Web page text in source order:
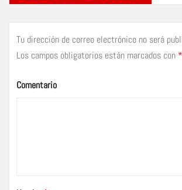
Tu dirección de correo electrónico no será
Los campos obligatorios están marcados con *
Comentario